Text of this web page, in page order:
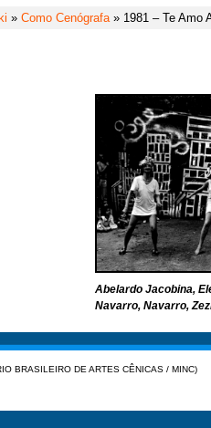
» Como Cenógrafa» 1981 – Te Amo
Abelardo Jacobina,
Navarro, Navarro,
BRASILEIRO DE ARTES CÊNICAS / MINC)